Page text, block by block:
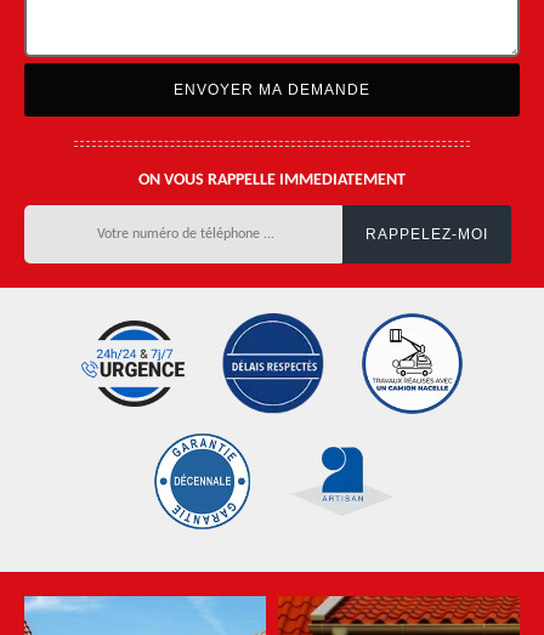
ON VOUS RAPPELLE IMMEDIATEMENT